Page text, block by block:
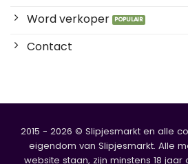
Word verkoper
Contact
2015 - 2026 © Slipjesmarkt en alle
eigendom van Slipjesmarkt. Alle
website staan, zijn minstens 18